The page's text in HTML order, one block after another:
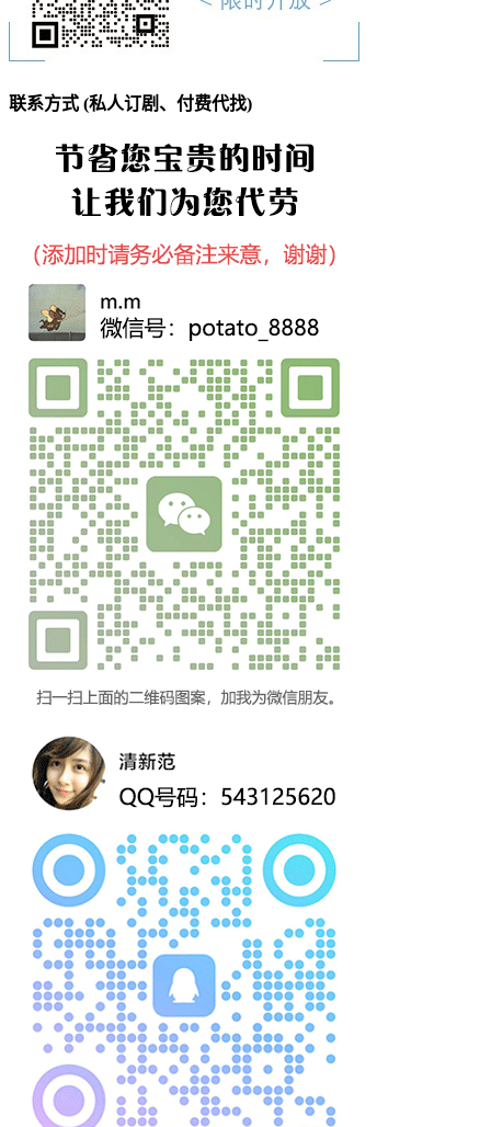
联系方式 (私人订剧、付费代找)